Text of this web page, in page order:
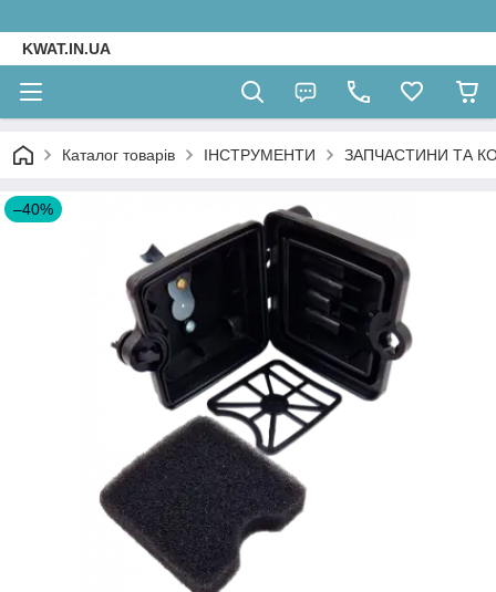
KWAT.IN.UA
Каталог товарів ІНСТРУМЕНТИ ЗАПЧАСТИНИ ТА
–40%